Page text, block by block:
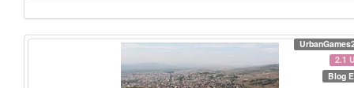
2.1
Blog